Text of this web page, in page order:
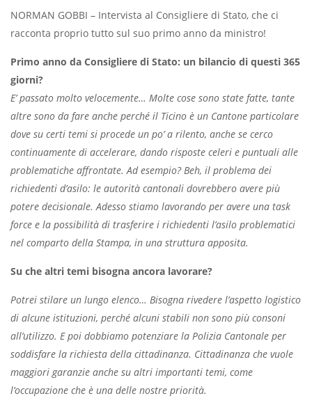
NORMAN GOBBI – Intervista al Consigliere di Stato, che ci
racconta proprio tutto sul suo primo anno da ministro!
Primo anno da Consigliere di Stato: un bilancio di questi 365
giorni?
E’ passato molto velocemente… Molte cose sono state fatte, tante
altre sono da fare anche perché il Ticino è un Cantone particolare
dove su certi temi si procede un po’ a rilento, anche se cerco
continuamente di accelerare, dando risposte celeri e puntuali alle
problematiche affrontate. Ad esempio? Beh, il problema dei
richiedenti d’asilo: le autorità cantonali dovrebbero avere più
potere decisionale. Adesso stiamo lavorando per avere una task
force e la possibilità di trasferire i richiedenti l’asilo problematici
nel comparto della Stampa, in una struttura apposita.
Su che altri temi bisogna ancora lavorare?
Potrei stilare un lungo elenco… Bisogna rivedere l’aspetto logistico
di alcune istituzioni, perché alcuni stabili non sono più consoni
all’utilizzo. E poi dobbiamo potenziare la Polizia Cantonale per
soddisfare la richiesta della cittadinanza. Cittadinanza che vuole
maggiori garanzie anche su altri importanti temi, come
l’occupazione che è una delle nostre priorità.